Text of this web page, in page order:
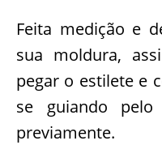
Feita medição e
sua moldura,
pegar o estilete e
se guiando
previamente.